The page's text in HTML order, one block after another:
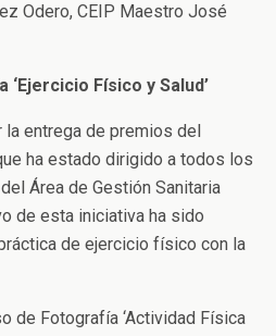
Odero, CEIP Maestro José
Físico y Salud’
entrega de premios del
ha estado dirigido a todos los
Área de Gestión Sanitaria
de esta iniciativa ha sido
de ejercicio físico con la
de Fotografía ‘Actividad Física